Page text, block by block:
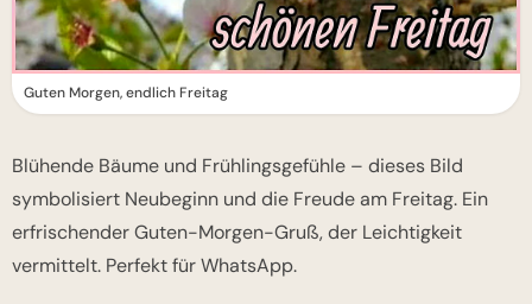
Guten Morgen, endlich Freitag
Blühende Bäume und Frühlingsgefühle – dieses Bild
symbolisiert Neubeginn und die Freude am Freitag. Ein
erfrischender Guten-Morgen-Gruß, der Leichtigkeit
vermittelt. Perfekt für WhatsApp.